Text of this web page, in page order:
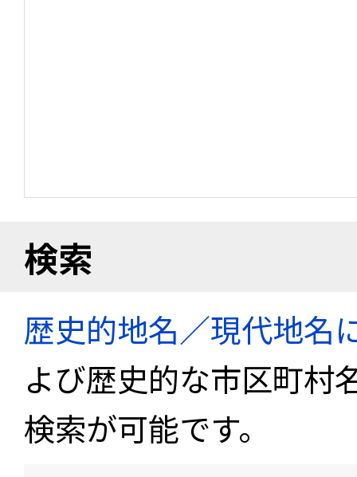
検索
歴史的地名／現代地名
よび歴史的な市区町村
検索が可能です。